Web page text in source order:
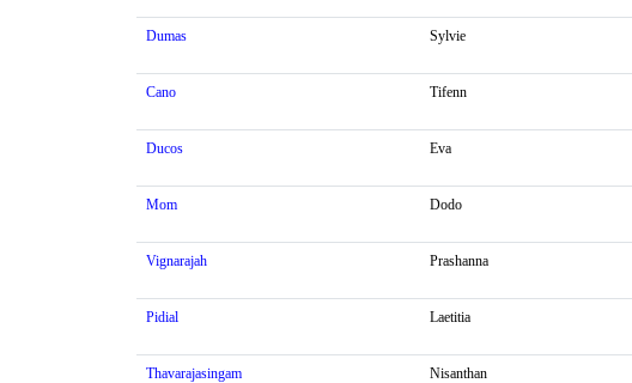
Dumas Sylvie
Cano Tifenn
Ducos Eva
Mom Dodo
Vignarajah Prashanna
Pidial Laetitia
Thavarajasingam Nisanthan